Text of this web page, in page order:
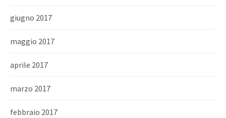
giugno 2017
maggio 2017
aprile 2017
marzo 2017
febbraio 2017